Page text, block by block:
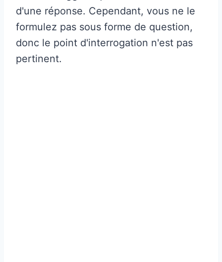
d'une réponse. Cependant, vous ne le
formulez pas sous forme de question,
donc le point d'interrogation n'est pas
pertinent.